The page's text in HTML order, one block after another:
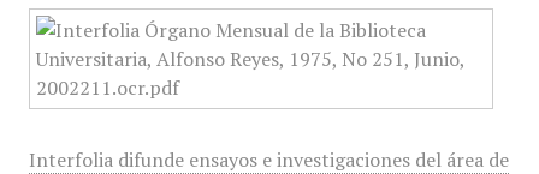
Interfolia difunde ensayos e investigaciones del área de